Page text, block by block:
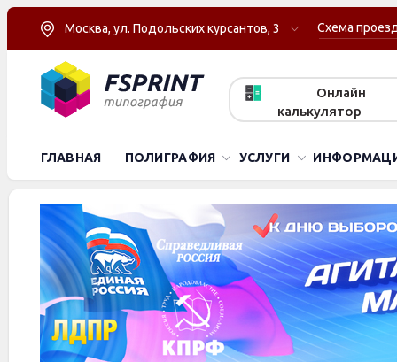
Москва, ул. Подольских курсантов, 3 Схема
Онлайн
калькулятор
ГЛАВНАЯ ПОЛИГРАФИЯ УСЛУГИ